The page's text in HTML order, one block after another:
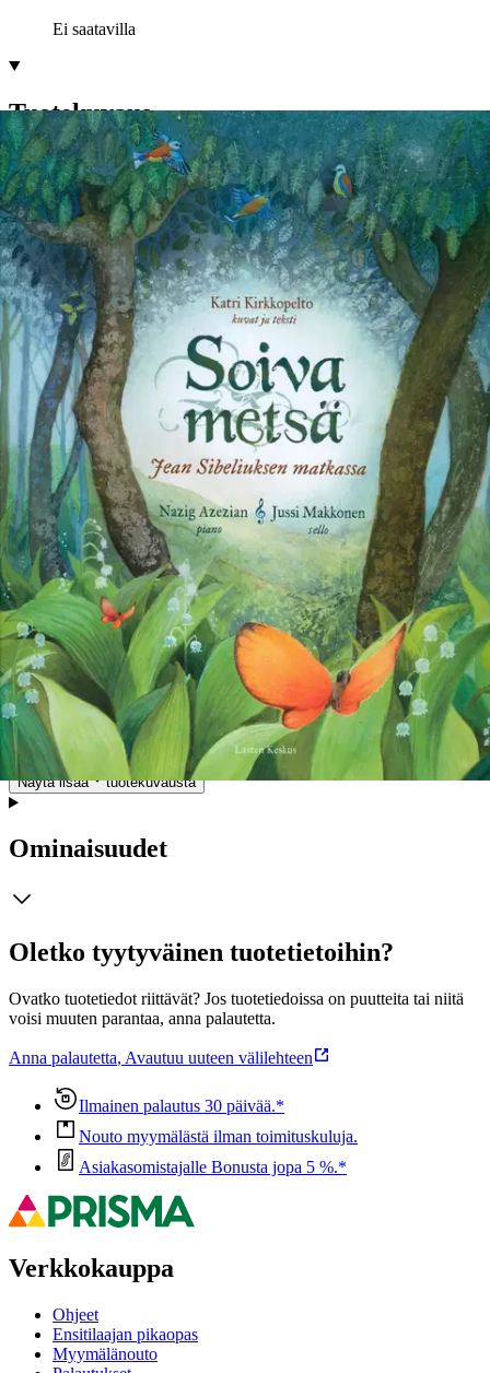
Ei saatavilla
Tuotekuvaus
Musiikki on kuin perhonen. Jos sitä kääntelee ja tutkii
kämmenellään, katoaa sen siivistä loiste. Kyllä se lentää, mutta ei se
enää säteile. Soiva metsä on kaunis tarina suuresta säveltäjästä ja
hänen musiikistaan. Kuvakirja vie elämykselliselle aikamatkalle Jean
Sibeliuksen maailmaan kuvan, tekstin ja musiikin avulla. Tarinassa
ja kirjan aukeamilla soi Sibeliuksen musiikki.Säveltäjän Ainola-
kodin maisemissa soivat Kuusi ja Drömmen, Kolin
kansallismaisemissa kuuluu Finlandia ja Pielisen aalloilla kimaltaa
Impromptu. Eurooppaan matkataan Valse Tristen ja Souvenirin
sävelin. Kirjassa on mukana äänite, jolla soittavat sellisti Jussi
Makkonen ja pianisti Nazig Azezian. Viime vuosina Jussi
Makkonen on esittänyt Sibeliusta jo yli 200 000 lapselle eri puolilla
Suomea pidetyissä tarinallisissa koulukonserteissa. Kirjan herkkä
kuvitus ja teksti ovat Katri Kirkkopellon käsialaa. Sibelius 150 -
juhlavuoden kunniaksi tehty kuvakirja lapsille on toteutettu suuren
säveltäjämestarin ansaitsemalla tavalla: viimeistä säveltä ja
siveltimenvetoa myöten taidokkaasti ja kauniisti. Ajatus Sibelius-
aiheiseen lasten kuvakirjaan syntyi tarinallisten koulukonserttien
pohjalta. Sellisti JUSSI MAKKONEN on esittänyt
käsikirjoittamaansa Sibelius-ohjelmaa vuosien 2010–2014 aikana jo
yli 200 000 lapselle eri puolilla Suomea pidetyissä
koulukonserteissa. Sibelius-juhlavuonna 2015 Makkonen ja pianisti
NAZIG AZEZIAN esiintyvät yli 100 000 lapselle Suomessa ja eri
Euroopan maissa. He ovat myös julkaisseet Sibelius-aiheisen
musiikkivideon. KATRI KIRKKOPELTO on kuvataiteilija,
kuvittaja ja kuvataideopettaja. Hän on kuvittanut lukuisia
kuvakirjoja ja oppikirjoja. Vuonna 2009 Kirkkopelto sai arvostetun
Kylli Koski -palkinnon.
Näytä lisää tuotekuvausta
Ominaisuudet
Oletko tyytyväinen tuotetietoihin?
Ovatko tuotetiedot riittävät? Jos tuotetiedoissa on puutteita tai niitä
voisi muuten parantaa, anna palautetta.
Anna palautetta, Avautuu uuteen välilehteen
Ilmainen palautus 30 päivää.*
Nouto myymälästä ilman toimituskuluja.
Asiakasomistajalle Bonusta jopa 5 %.*
Verkkokauppa
Ohjeet
Ensitilaajan pikaopas
Myymälänouto